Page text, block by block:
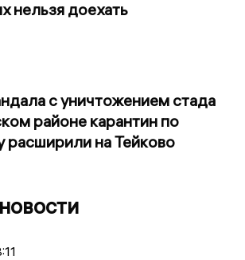
нельзя доехать
с уничтожением стада
районе карантин по
расширили на Тейково